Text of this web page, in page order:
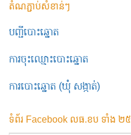
តំណភ្ជាប់សំខាន់ៗ
បញ្ជីបោះឆ្នោត
ការចុះឈ្មោះបោះឆ្នោត
ការបោះឆ្នោត (ឃុំ សង្កាត់)
ទំព័រ Facebook លធ.ខប ទាំង ២៥